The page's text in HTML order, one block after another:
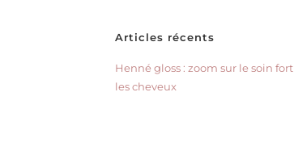
Articles récents
Henné gloss : zoom sur le soin
les cheveux